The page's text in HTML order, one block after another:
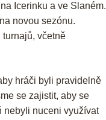
Icerinku a ve Slaném.
novou sezónu.
včetně
hráči byli pravidelně
se zajistit, aby se
nebyli nuceni využívat